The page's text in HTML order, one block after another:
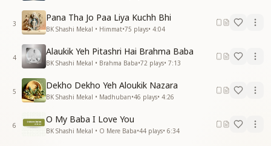
3
Pana Tha Jo Paa Liya Kuchh Bhi
BK Shashi Mekal • Himmat•75 plays• 4:04
4
Alaukik Yeh Pitashri Hai Brahma Baba
BK Shashi Mekal • Brahma Baba•72 plays• 7:13
5
Dekho Dekho Yeh Aloukik Nazara
BK Shashi Mekal • Madhuban•46 plays• 4:26
6
O My Baba I Love You
BK Shashi Mekal • O Mere Baba•44 plays• 6:34